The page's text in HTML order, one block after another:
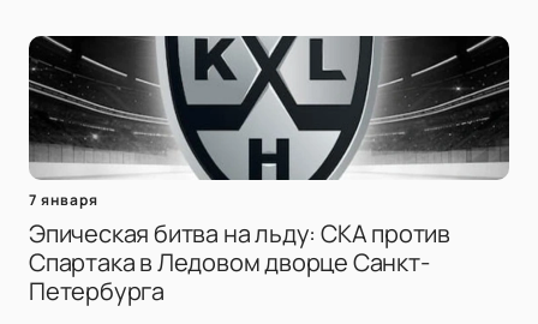
7 января
Эпическая битва на льду: СКА против
Спартака в Ледовом дворце Санкт-
Петербурга